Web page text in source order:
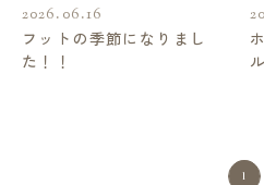
2026.06.16
フットの季節になりまし
た！！
1